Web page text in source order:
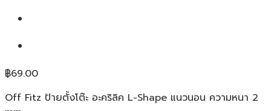
฿69.00
Off Fitz ป้ายตั้งโต๊ะ อะคริลิค L-Shape แนวนอน ความหนา 2